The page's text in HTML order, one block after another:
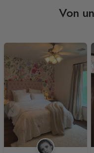
Von